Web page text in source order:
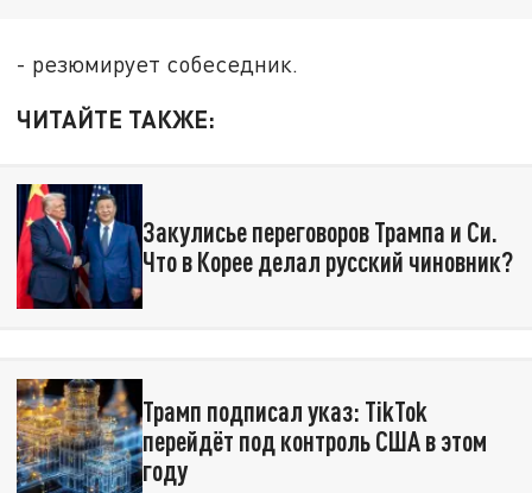
- резюмирует собеседник.
ЧИТАЙТЕ ТАКЖЕ:
Закулисье переговоров Трампа и Си.
Что в Корее делал русский чиновник?
Трамп подписал указ: TikTok
перейдёт под контроль США в этом
году